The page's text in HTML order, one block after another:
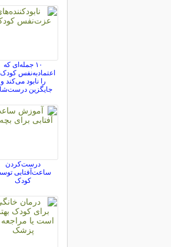
۱۰ جمله‌ای که
اعتمادبه‌نفس
را نابود می‌کند و
جایگزین
درست‌کردن
ساعت‌آفتابی
کودک